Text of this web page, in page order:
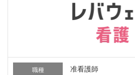
職種 准看護師